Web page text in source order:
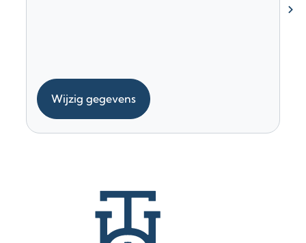
Wijzig gegevens